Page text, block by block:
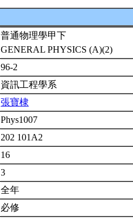
普通物理學甲下
GENERAL PHYSICS (A)(2)
96-2
資訊工程學系
張寶棣
Phys1007
202 101A2
16
3
全年
必修